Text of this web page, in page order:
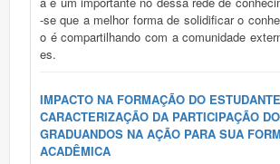
-se que a melhor forma de solidificar o
o é compartilhando com a comunidade
es.
IMPACTO NA FORMAÇÃO DO
CARACTERIZAÇÃO DA PARTICIPAÇÃO
GRADUANDOS NA AÇÃO PARA SUA
ACADÊMICA